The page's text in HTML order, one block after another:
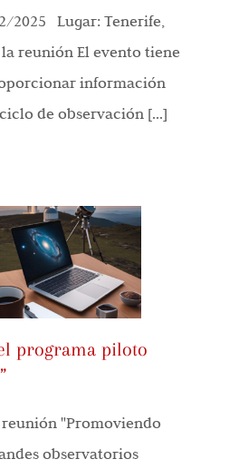
2025 Lugar: Tenerife,
la reunión El evento tiene
información
de observación [...]
programa piloto
reunión "Promoviendo
observatorios